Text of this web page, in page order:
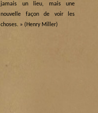
jamais un lieu, mais une
nouvelle façon de voir les
choses. » (Henry Miller)